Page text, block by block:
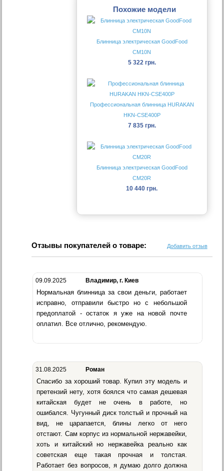
Похожие модели
Блинница электрическая GoodFood
CM10N
5 322 грн.
Профессиональная блинница HURAKAN
HKN-CSE400Р
7 835 грн.
Блинница электрическая GoodFood
CM20R
10 440 грн.
Отзывы покупателей о товаре: Добавить отзыв
09.09.2025 Владимир, г. Киев
Нормальная блинница за свои деньги, работает
исправно, отправили быстро но с небольшой
предоплатой - остаток я уже на новой почте
оплатил. Все отлично, рекомендую.
31.08.2025 Роман
Спасибо за хороший товар. Купил эту модель и
претензий нету, хотя боялся что самая дешевая
китайская будет не очень в работе, но
ошибался. Чугунный диск толстый и прочный на
вид, не царапается, блины легко от него
отстают. Сам корпус из нормальной нержавейки,
хоть и китайский но нержавейка реально как
советская еще такая прочная и толстая.
Работает без вопросов, я думаю долго должна